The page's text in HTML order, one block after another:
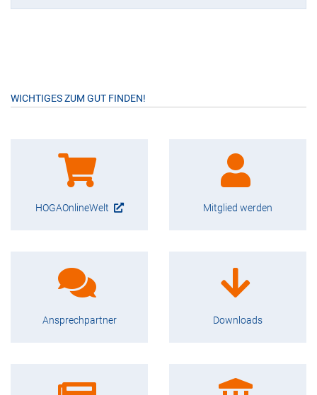
WICHTIGES ZUM GUT FINDEN!
HOGAOnlineWelt Mitglied werden
Ansprechpartner Downloads